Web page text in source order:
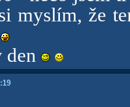
myslím, že
den